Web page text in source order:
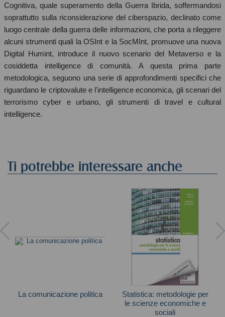
Cognitiva, quale superamento della Guerra Ibrida, soffermandosi
soprattutto sulla riconsiderazione del ciberspazio, declinato come
luogo centrale della guerra delle informazioni, che porta a rileggere
alcuni strumenti quali la OSInt e la SocMInt, promuove una nuova
Digital Humint, introduce il nuovo scenario del Metaverso e la
cosiddetta intelligence di comunità. A questa prima parte
metodologica, seguono una serie di approfondimenti specifici che
riguardano le criptovalute e l'intelligence economica, gli scenari del
terrorismo cyber e urbano, gli strumenti di travel e cultural
intelligence.
Ti potrebbe interessare anche
La comunicazione politica
Statistica: metodologie per
le scienze economiche e
sociali